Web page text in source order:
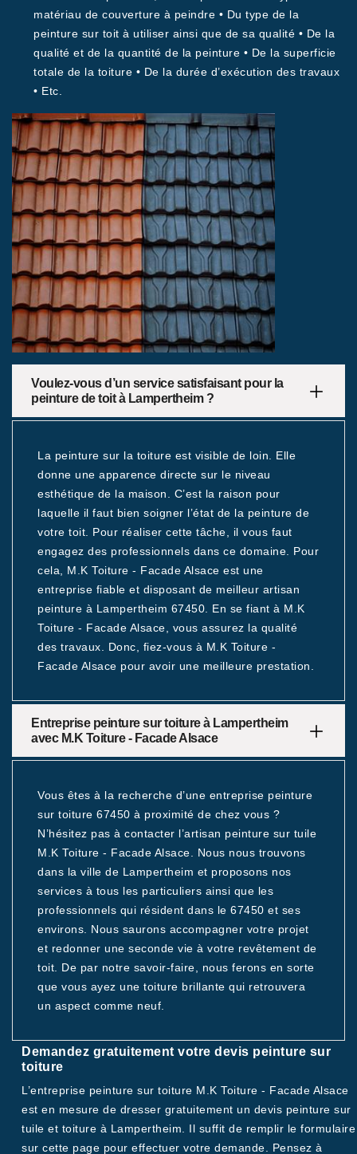
matériau de couverture à peindre • Du type de la
peinture sur toit à utiliser ainsi que de sa qualité • De la
qualité et de la quantité de la peinture • De la superficie
totale de la toiture • De la durée d’exécution des travaux
• Etc.
Voulez-vous d’un service satisfaisant pour la
peinture de toit à Lampertheim ?
La peinture sur la toiture est visible de loin. Elle
donne une apparence directe sur le niveau
esthétique de la maison. C’est la raison pour
laquelle il faut bien soigner l’état de la peinture de
votre toit. Pour réaliser cette tâche, il vous faut
engagez des professionnels dans ce domaine. Pour
cela, M.K Toiture - Facade Alsace est une
entreprise fiable et disposant de meilleur artisan
peinture à Lampertheim 67450. En se fiant à M.K
Toiture - Facade Alsace, vous assurez la qualité
des travaux. Donc, fiez-vous à M.K Toiture -
Facade Alsace pour avoir une meilleure prestation.
Entreprise peinture sur toiture à Lampertheim
avec M.K Toiture - Facade Alsace
Vous êtes à la recherche d’une entreprise peinture
sur toiture 67450 à proximité de chez vous ?
N’hésitez pas à contacter l’artisan peinture sur tuile
M.K Toiture - Facade Alsace. Nous nous trouvons
dans la ville de Lampertheim et proposons nos
services à tous les particuliers ainsi que les
professionnels qui résident dans le 67450 et ses
environs. Nous saurons accompagner votre projet
et redonner une seconde vie à votre revêtement de
toit. De par notre savoir-faire, nous ferons en sorte
que vous ayez une toiture brillante qui retrouvera
un aspect comme neuf.
Demandez gratuitement votre devis peinture sur
toiture
L’entreprise peinture sur toiture M.K Toiture - Facade Alsace
est en mesure de dresser gratuitement un devis peinture sur
tuile et toiture à Lampertheim. Il suffit de remplir le formulaire
sur cette page pour effectuer votre demande. Pensez à